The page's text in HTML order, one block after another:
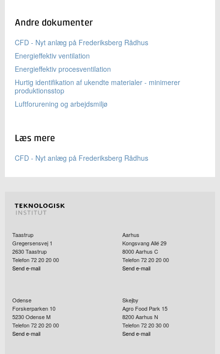
Andre dokumenter
CFD - Nyt anlæg på Frederiksberg Rådhus
Energieffektiv ventilation
Energieffektiv procesventilation
Hurtig identifikation af ukendte materialer - minimerer
produktionsstop
Luftforurening og arbejdsmiljø
Læs mere
CFD - Nyt anlæg på Frederiksberg Rådhus
Taastrup
Gregersensvej 1
2630Taastrup
Telefon 72 20 20 00
Send e-mail
Aarhus
Kongsvang Allé 29
8000Aarhus C
Telefon 72 20 20 00
Send e-mail
Odense
Forskerparken 10
5230Odense M
Telefon 72 20 20 00
Send e-mail
Skejby
Agro Food Park 15
8200Aarhus N
Telefon 72 20 30 00
Send e-mail